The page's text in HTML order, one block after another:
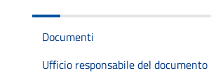
Documenti
Ufficio responsabile del documento